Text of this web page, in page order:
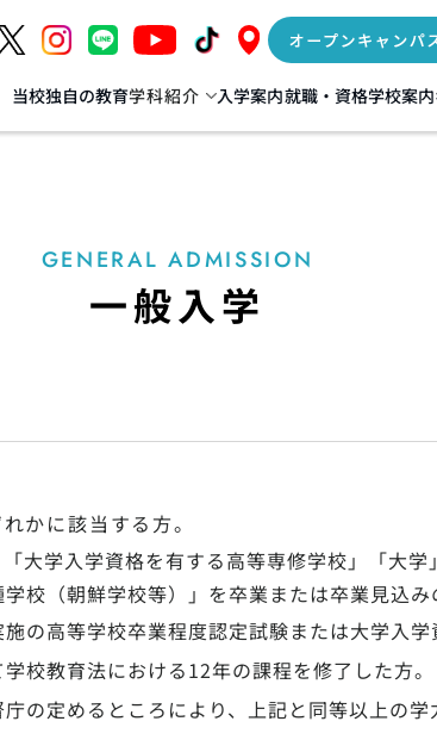
当校独自の教育学科紹介
IoT+AI科
データサイエンス+AI科
ゲーム+デジタルクリエイター科
入学案内就職・資格学校案内
GENERAL ADMISSION
一般入学
かに該当する方。
「大学入学資格を有する高等専修学校」「大
校（朝鮮学校等）」を卒業または卒業見込み
の高等学校卒業程度認定試験または大学入学
校教育法における12年の課程を修了した方。
の定めるところにより、上記と同等以上の学